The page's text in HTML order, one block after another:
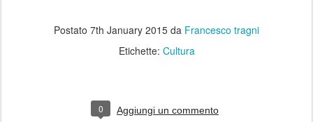
Postato 7th January 2015 da Francesco tragni
Etichette: Cultura
0 Aggiungi un commento